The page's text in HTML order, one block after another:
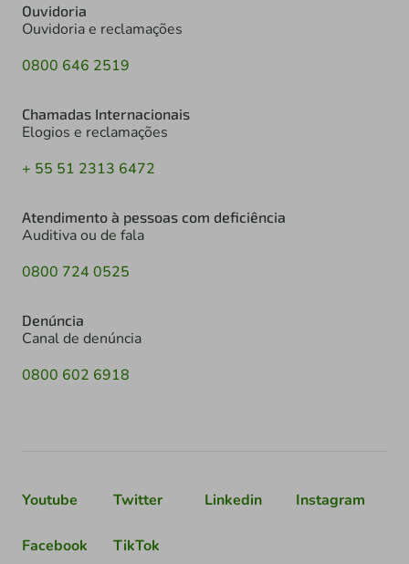
Ouvidoria
Ouvidoria e reclamações
0800 646 2519
Chamadas Internacionais
Elogios e reclamações
+ 55 51 2313 6472
Atendimento à pessoas com deficiência
Auditiva ou de fala
0800 724 0525
Denúncia
Canal de denúncia
0800 602 6918
Youtube Twitter Linkedin Instagram
Facebook TikTok